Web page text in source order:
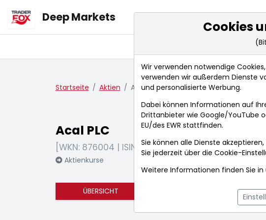
Deep Markets
Markt-
Startseite Aktien Acal PLC
Acal PLC
[WKN: 876004 | ISIN: GB0000055888]
Aktienkurse
ÜBERSICHT
Cookies
Wir verwenden notwendige
verwenden wir außerdem Dienste
und personalisierte Werbung.
Dabei können Informationen auf
Drittanbieter wie Google/YouTube
EU/des EWR stattfinden.
Sie können alle Dienste
Sie jederzeit über die Cookie-
Weitere Informationen finden Sie in